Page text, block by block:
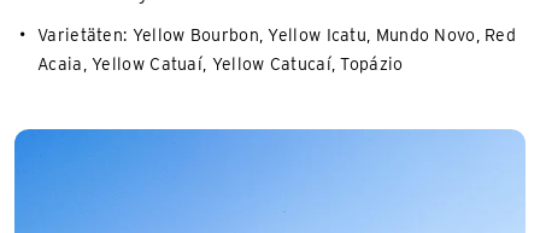
Varietäten: Yellow Bourbon, Yellow Icatu, Mundo Novo, Red
Acaia, Yellow Catuaí, Yellow Catucaí, Topázio